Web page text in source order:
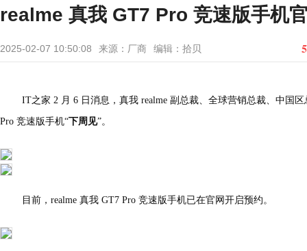
realme 真我 GT7 Pro 竞速版手机
2025-02-07 10:50:08 来源：厂商 编辑：拾贝
IT之家 2 月 6 日消息，真我 realme 副总裁、全球营销总裁、中国
Pro 竞速版手机“下周见”。
目前，realme 真我 GT7 Pro 竞速版手机已在官网开启预约。